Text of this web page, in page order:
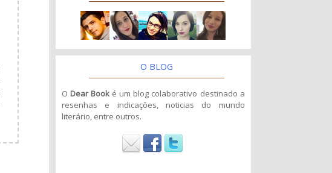
O BLOG
O Dear Book é um blog colaborativo destinado a
resenhas e indicações, noticias do mundo
literário, entre outros.